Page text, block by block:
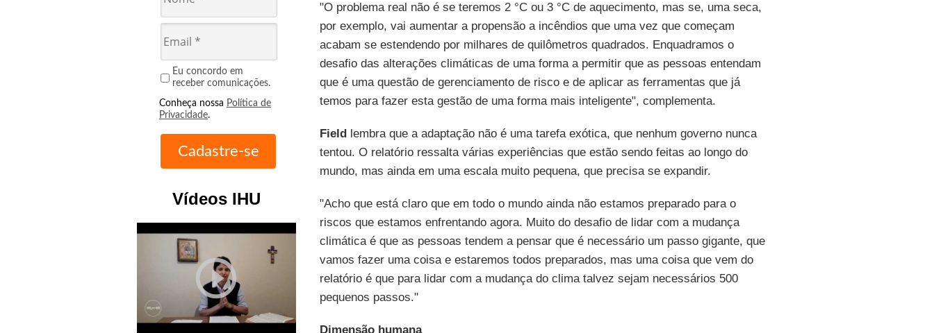
Eu concordo em
receber comunicações.
Conheça nossa Política de
Privacidade.
Vídeos IHU
play_circle_outline
"O problema real não é se teremos 2 °C ou 3 °C de aquecimento, mas se, uma seca,
por exemplo, vai aumentar a propensão a incêndios que uma vez que começam
acabam se estendendo por milhares de quilômetros quadrados. Enquadramos o
desafio das alterações climáticas de uma forma a permitir que as pessoas entendam
que é uma questão de gerenciamento de risco e de aplicar as ferramentas que já
temos para fazer esta gestão de uma forma mais inteligente", complementa.
Fieldlembra que a adaptação não é uma tarefa exótica, que nenhum governo nunca
tentou. O relatório ressalta várias experiências que estão sendo feitas ao longo do
mundo, mas ainda em uma escala muito pequena, que precisa se expandir.
"Acho que está claro que em todo o mundo ainda não estamos preparado para o
riscos que estamos enfrentando agora. Muito do desafio de lidar com a mudança
climática é que as pessoas tendem a pensar que é necessário um passo gigante, que
vamos fazer uma coisa e estaremos todos preparados, mas uma coisa que vem do
relatório é que para lidar com a mudança do clima talvez sejam necessários 500
pequenos passos."
Dimensão humana